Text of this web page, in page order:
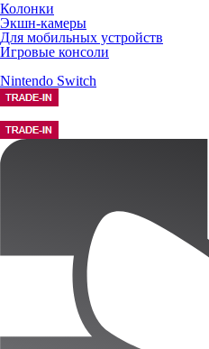
Колонки
Экшн-камеры
Для мобильных устройств
Игровые консоли
Nintendo Switch